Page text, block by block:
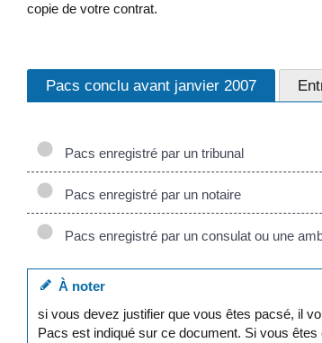
copie de votre contrat.
Pacs conclu avant janvier 2007
Pacs enregistré par un tribunal
Pacs enregistré par un notaire
Pacs enregistré par un consulat ou une
À noter
si vous devez justifier que vous êtes pacsé, il
Pacs est indiqué sur ce document. Si vous